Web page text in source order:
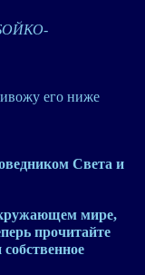
его ниже
Света и
мире,
прочитайте